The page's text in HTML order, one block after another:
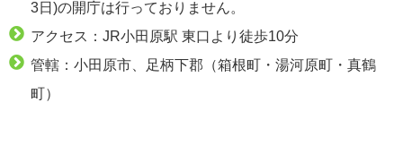
3日)の開庁は行っておりません。
アクセス：JR小田原駅 東口より徒歩10分
管轄：小田原市、足柄下郡（箱根町・湯河原町・真鶴
町）